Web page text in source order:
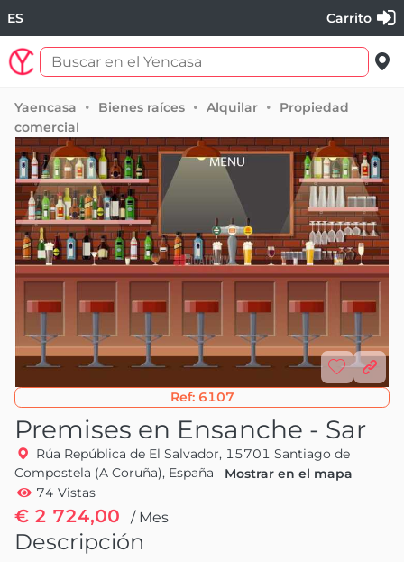
ES Carrito
Yaencasa Bienes raíces Alquilar
Propiedad
comercial
Ref: 6107
Premises en Ensanche - Sar
Rúa República de El Salvador, 15701 Santiago de
Compostela (A Coruña), España
Mostrar en el mapa
74 Vistas
€ 2 724,00 / Mes
Descripción